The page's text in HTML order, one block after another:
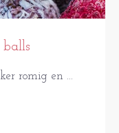
balls
romig en ...